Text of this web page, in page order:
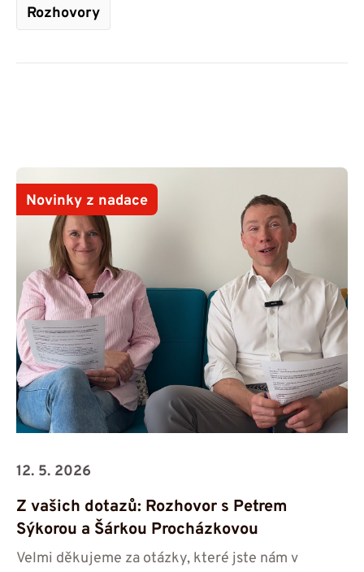
Rozhovory
Novinky z nadace
12. 5. 2026
Z vašich dotazů: Rozhovor s Petrem
Sýkorou a Šárkou Procházkovou
Velmi děkujeme za otázky, které jste nám v